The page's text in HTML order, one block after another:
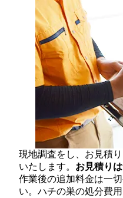
現地調査をし、お見積
いたします。 お見積り
作業後の追加料金は一
い。ハチの巣の処分費用